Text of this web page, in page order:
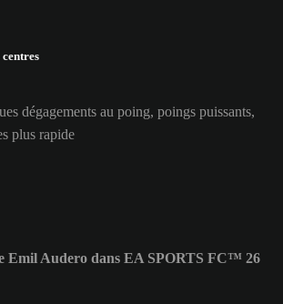
dégagements au poing, poings puissants,
plus rapide
Emil Audero dans EA SPORTS FC™ 26